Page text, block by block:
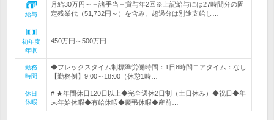
給与
月給30万円～＋諸手当＋賞与年2回※上記給与には27時間分の固
定残業代（51,732円～）を含み、超過分は別途支給し…
初年度
年収
450万円～500万円
勤務
時間
◆フレックスタイム制標準労働時間：1日8時間コアタイム：なし
【勤務例】9:00～18:00（休憩1時…
休日
休暇
# ★年間休日120日以上◆完全週休2日制（土日休み）◆祝日◆年
末年始休暇◆有給休暇◆慶弔休暇◆産前…